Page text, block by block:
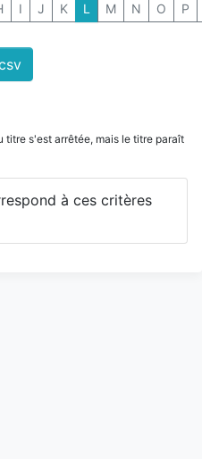
I J K L M N O P
titre s'est arrêtée, mais le titre paraît
à ces critères